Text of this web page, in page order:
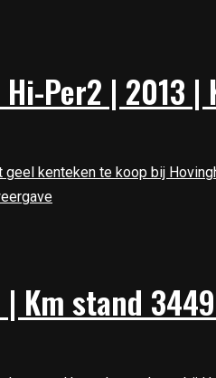
Hi-Per2 |
Km stand